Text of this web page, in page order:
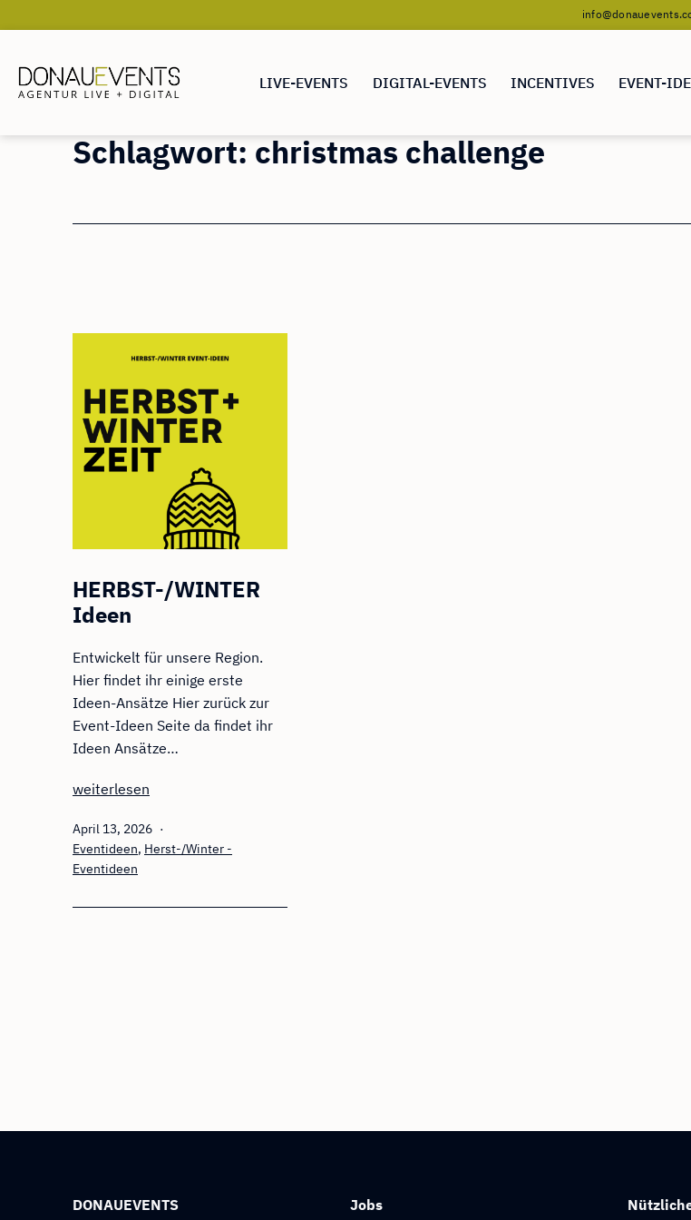
LIVE-EVENTS DIGITAL-EVENTS INCENTIVES EVENT-
Schlagwort: christmas challenge
HERBST-/WINTER
Ideen
Entwickelt für unsere Region.
Hier findet ihr einige erste
Ideen-Ansätze Hier zurück zur
Event-Ideen Seite da findet ihr
Ideen Ansätze…
HERBST-/WINTER
weiterlesen
Veröffentlicht
am
April 13, 2026
Kategorisiert
als
Eventideen, Herst-/Winter -
Eventideen
DONAUEVENTS Jobs